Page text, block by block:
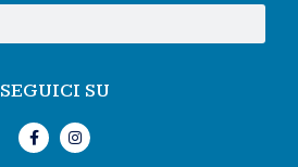
SEGUICI SU